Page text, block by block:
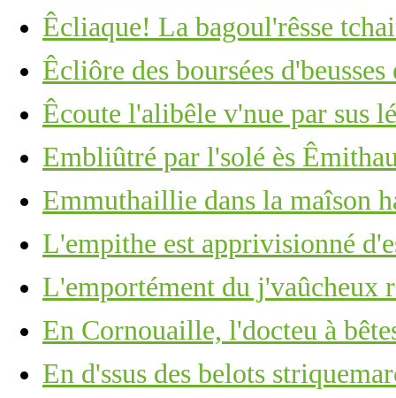
Êcliaque! La bagoul'rêsse
Êcliôre des boursées
Êcoute l'alibêle v'nue par sus
Embliûtré par l'solé ès
Emmuthaillie dans la maîson
L'empithe est apprivisionné
L'emportément du j'vaûcheux
En Cornouaille, l'docteu à
En d'ssus des belots